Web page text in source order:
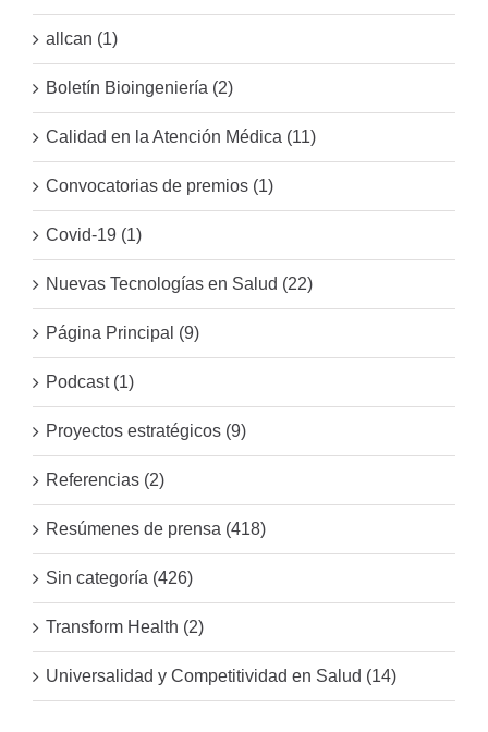
allcan (1)
Boletín Bioingeniería (2)
Calidad en la Atención Médica (11)
Convocatorias de premios (1)
Covid-19 (1)
Nuevas Tecnologías en Salud (22)
Página Principal (9)
Podcast (1)
Proyectos estratégicos (9)
Referencias (2)
Resúmenes de prensa (418)
Sin categoría (426)
Transform Health (2)
Universalidad y Competitividad en Salud (14)